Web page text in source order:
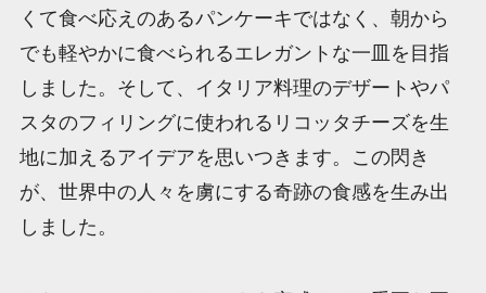
くて食べ応えのあるパンケーキではなく、朝から
でも軽やかに食べられるエレガントな一皿を目指
しました。そして、イタリア料理のデザートやパ
スタのフィリングに使われるリコッタチーズを生
地に加えるアイデアを思いつきます。この閃き
が、世界中の人々を虜にする奇跡の食感を生み出
しました。